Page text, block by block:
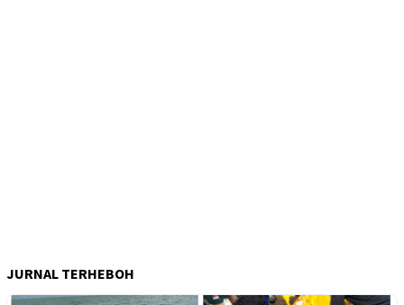
JURNAL TERHEBOH